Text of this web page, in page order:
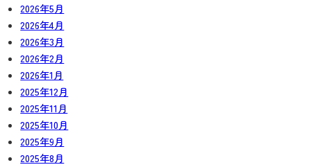
2026年5月
2026年4月
2026年3月
2026年2月
2026年1月
2025年12月
2025年11月
2025年10月
2025年9月
2025年8月